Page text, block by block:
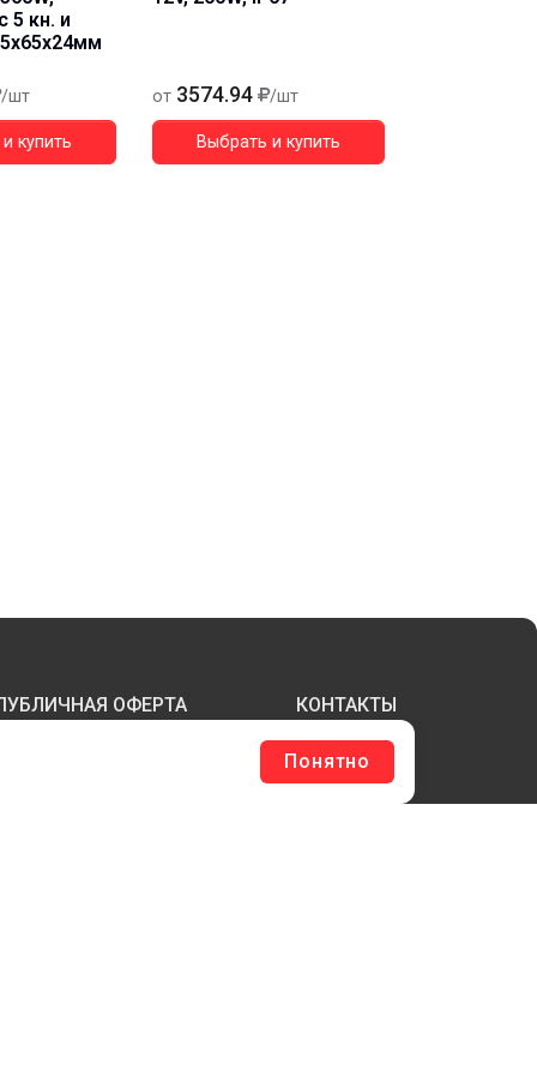
Понятно
5 кн. и
/шт
купить
от 3574.94 /шт
Выбрать и купить
ОФЕРТА КОНТАКТЫ